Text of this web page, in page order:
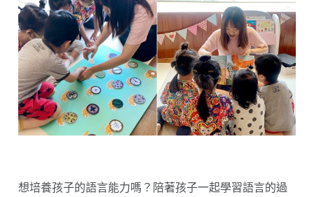
想培養孩子的語言能力嗎？陪著孩子一起學習語言的過